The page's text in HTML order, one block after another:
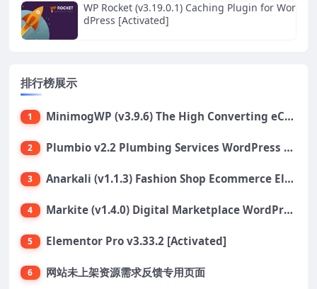
WP Rocket (v3.19.0.1) Caching Plugin for Wor
dPress [Activated]
排行榜展示
1 MinimogWP (v3.9.6) The High Converting eCommerce WordPress Theme
2 Plumbio v2.2 Plumbing Services WordPress Theme
3 Anarkali (v1.1.3) Fashion Shop Ecommerce Elementor Theme
4 Markite (v1.4.0) Digital Marketplace WordPress Theme
5 Elementor Pro v3.33.2 [Activated]
6 网站未上架资源需求反馈专用页面